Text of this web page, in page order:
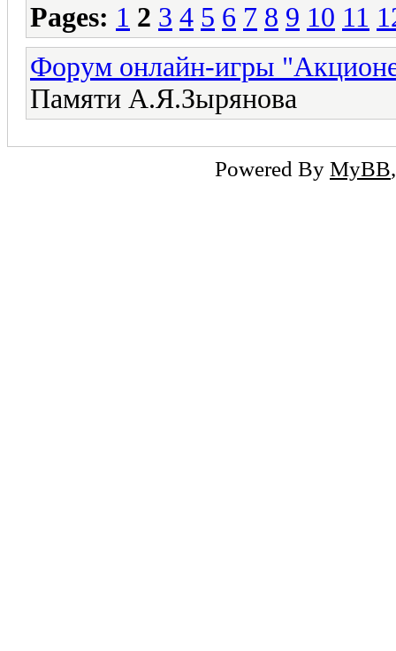
Pages: 1 2 3 4 5 6 7 8 9 10 11
Форум онлайн-игры
Памяти А.Я.Зырянова
Powered By MyBB